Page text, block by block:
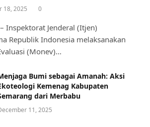
18, 2025 0
Inspektorat Jenderal (Itjen)
Republik Indonesia melaksanakan
(Monev)…
Bumi sebagai Amanah: Aksi
Kemenag Kabupaten
dari Merbabu
11, 2025